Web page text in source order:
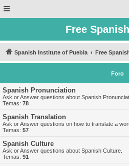
Free
Spanish Institute of Puebla Free
Foro
Spanish Pronunciation
Ask or Answer questions about Spanish
Temas: 78
Spanish Translation
Ask or Answer questions on how to translate a
Temas: 57
Spanish Culture
Ask or Answer questions about Spanish Culture.
Temas: 91